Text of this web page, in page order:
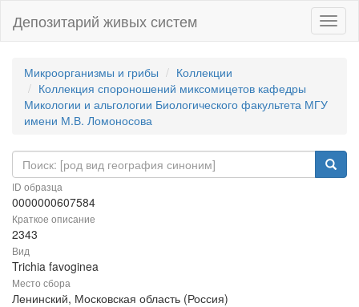
Депозитарий живых систем
Микроорганизмы и грибы
Коллекции
Коллекция спороношений миксомицетов кафедры
Микологии и альгологии Биологического факультета МГУ
имени М.В. Ломоносова
ID образца
0000000607584
Краткое описание
2343
Вид
Trichia favoginea
Место сбора
Ленинский, Московская область (Россия)